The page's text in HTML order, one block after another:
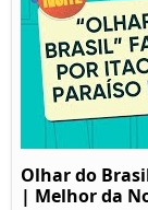
Olhar do
| Melhor da